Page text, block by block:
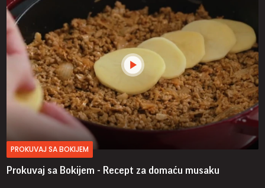
PROKUVAJ SA BOKIJEM
Prokuvaj sa Bokijem - Recept za domaću musaku